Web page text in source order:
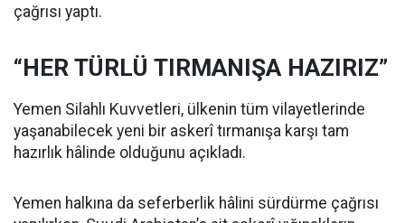
çağrısı yaptı.
“HER TÜRLÜ TIRMANIŞA HAZIRIZ”
Yemen Silahlı Kuvvetleri, ülkenin tüm vilayetlerinde
yaşanabilecek yeni bir askerî tırmanışa karşı tam
hazırlık hâlinde olduğunu açıkladı.
Yemen halkına da seferberlik hâlini sürdürme çağrısı